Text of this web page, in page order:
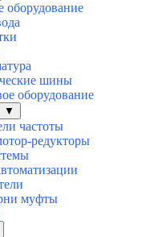
оборудование
шины
оборудование
▼
частоты
редукторы
муфты